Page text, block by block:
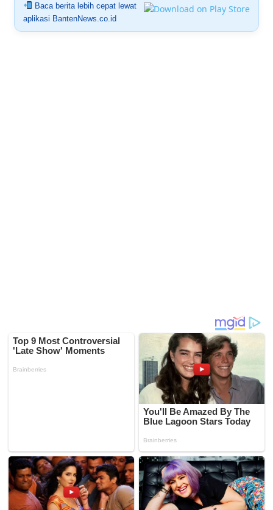
Baca berita lebih cepat lewat
aplikasi BantenNews.co.id